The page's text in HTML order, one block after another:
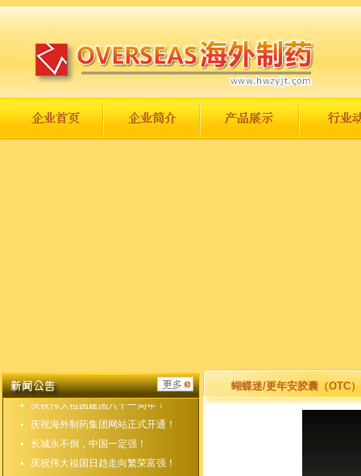
庆祝集团公司成立二十二周年！
庆祝伟大祖国建国六十一周年！
庆祝海外制药集团网站正式开通！
长城永不倒，中国一定强！
庆祝伟大祖国日趋走向繁荣富强！
蝴蝶迷/更年安胶囊（OTC）